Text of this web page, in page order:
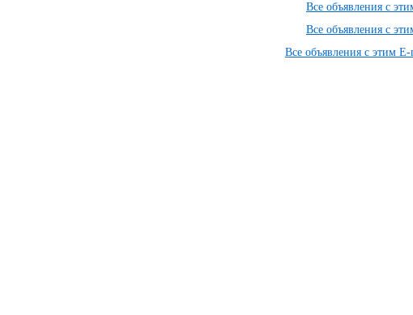
Все объявления с
Все объявления с
Все объявления с этим